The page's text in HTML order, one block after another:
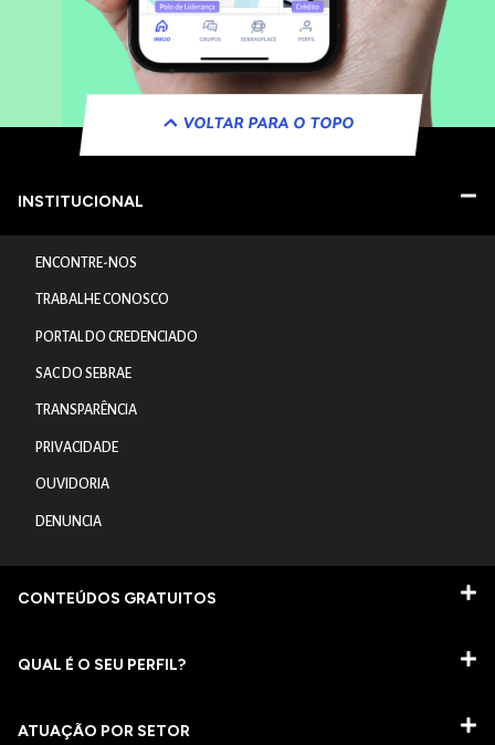
VOLTAR PARA O TOPO
INSTITUCIONAL
ENCONTRE-NOS
TRABALHE CONOSCO
PORTAL DO CREDENCIADO
SAC DO SEBRAE
TRANSPARÊNCIA
PRIVACIDADE
OUVIDORIA
DENUNCIA
CONTEÚDOS GRATUITOS
QUAL É O SEU PERFIL?
ATUAÇÃO POR SETOR